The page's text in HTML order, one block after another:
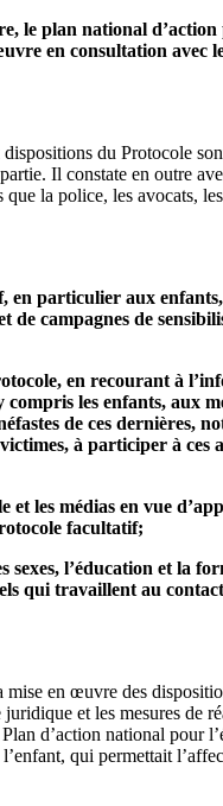
le plan national
en consultation avec
du Protocole
Il constate en outre
la police, les avocats,
en particulier aux
de campagnes de
en recourant à
les enfants, aux
de ces dernières,
à participer à ces
les médias en vue
facultatif;
sexes, l’éducation et la
qui travaillent au
mise en œuvre des
et les mesures de
d’action national pour
qui permettait